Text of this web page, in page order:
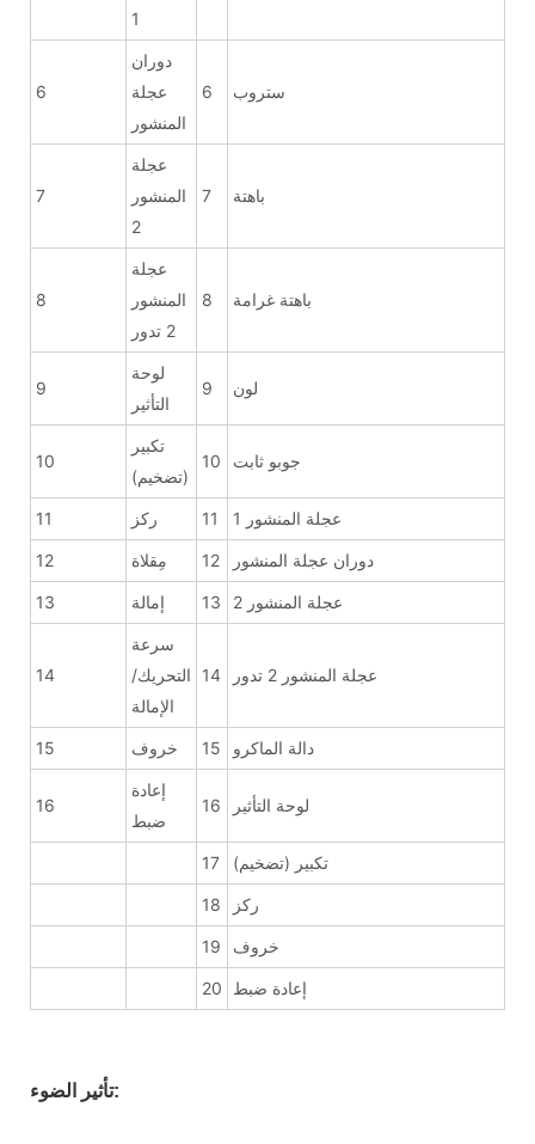
1
6
دوران
عجلة
المنشور
6 ستروب
7
عجلة
المنشور
2
7 باهتة
8
عجلة
المنشور
2 تدور
8 باهتة غرامة
9
لوحة
التأثير
9 لون
10
تكبير
(تضخيم)
10 جوبو ثابت
11 ركز 11 عجلة المنشور 1
12 مِقلاة 12 دوران عجلة المنشور
13 إمالة 13 عجلة المنشور 2
14
سرعة
التحريك/
الإمالة
14 عجلة المنشور 2 تدور
15 خروف 15 دالة الماكرو
16
إعادة
ضبط
16 لوحة التأثير
17 تكبير (تضخيم)
18 ركز
19 خروف
20 إعادة ضبط
تأثير الضوء: